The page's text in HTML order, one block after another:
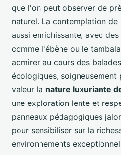
que l'on peut observer de
naturel. La contemplation
aussi enrichissante, avec
comme l'ébène ou le
admirer au cours des
écologiques, soigneusement
valeur la nature luxuriante
une exploration lente et
panneaux pédagogiques
pour sensibiliser sur la
environnements